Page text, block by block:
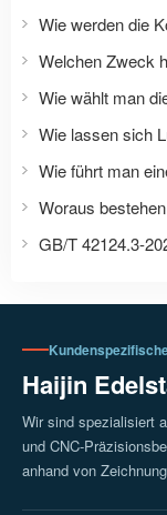
Haijin
Wir sind spezialisiert
und CNC-
anhand von